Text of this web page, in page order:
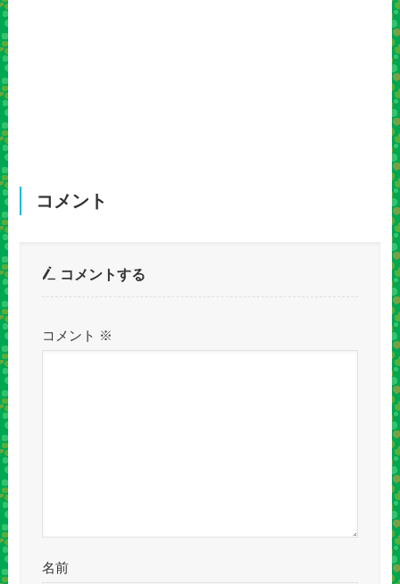
コメント
コメントする
コメント ※
名前